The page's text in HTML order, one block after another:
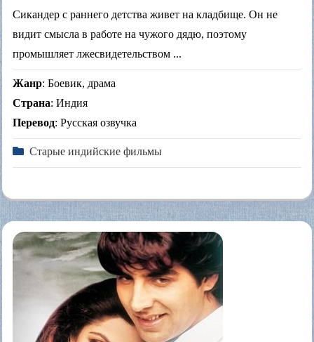
Сикандер с раннего детства живет на кладбище. Он не
видит смысла в работе на чужого дядю, поэтому
промышляет лжесвидетельством ...
Жанр: Боевик, драма
Страна: Индия
Перевод: Русская озвучка
Старые индийские фильмы